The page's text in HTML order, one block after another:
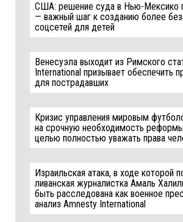
США: решение суда в Нью-Мексико
— важный шаг к созданию более
соцсетей для детей
Венесуэла выходит из Римского
International призывает обеспечить
для пострадавших
Кризис управления мировым
на срочную необходимость
целью полностью уважать права
Израильская атака, в ходе которой
ливанская журналистка Амаль
быть расследована как военное
анализ Amnesty International